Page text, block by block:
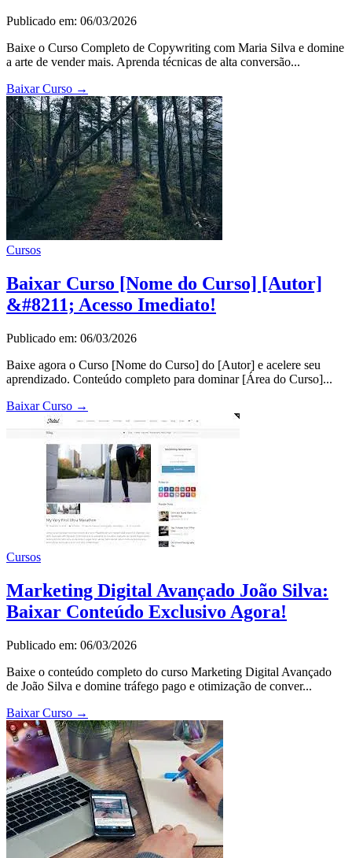
Publicado em: 06/03/2026
Baixe o Curso Completo de Copywriting com Maria Silva e domine
a arte de vender mais. Aprenda técnicas de alta conversão...
Baixar Curso →
Cursos
Baixar Curso [Nome do Curso] [Autor]
&#8211; Acesso Imediato!
Publicado em: 06/03/2026
Baixe agora o Curso [Nome do Curso] do [Autor] e acelere seu
aprendizado. Conteúdo completo para dominar [Área do Curso]...
Baixar Curso →
Cursos
Marketing Digital Avançado João Silva:
Baixar Conteúdo Exclusivo Agora!
Publicado em: 06/03/2026
Baixe o conteúdo completo do curso Marketing Digital Avançado
de João Silva e domine tráfego pago e otimização de conver...
Baixar Curso →